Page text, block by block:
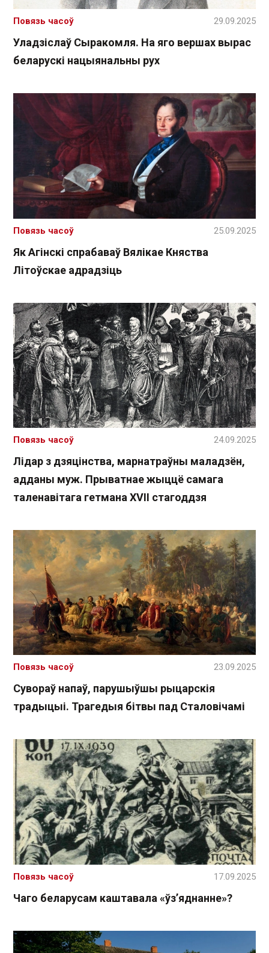
Уладзіслаў Сыракомля. На яго вершах вырас
беларускі нацыянальны рух
Повязь часоў 29.09.2025
Як Агінскі спрабаваў Вялікае Княства
Літоўскае адрадзіць
Повязь часоў 25.09.2025
Лідар з дзяцінства, марнатраўны маладзён,
адданы муж. Прыватнае жыццё самага
таленавітага гетмана XVII стагоддзя
Повязь часоў 24.09.2025
Сувораў напаў, парушыўшы рыцарскія
традыцыі. Трагедыя бітвы пад Сталовічамі
Повязь часоў 23.09.2025
Чаго беларусам каштавала «ўз’яднанне»?
Повязь часоў 17.09.2025